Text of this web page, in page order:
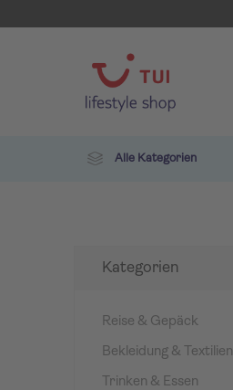
Alle Kategorien
Kategorien
Reise & Gepäck
Bekleidung & Textilien
Trinken & Essen